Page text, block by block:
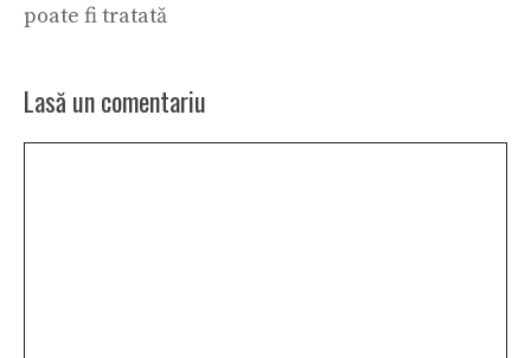
poate fi tratată
Lasă un comentariu